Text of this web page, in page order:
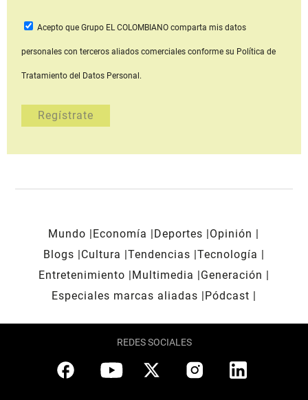
Acepto que Grupo EL COLOMBIANOcomparta mis datos
personales con terceros aliados comerciales conforme su Política de
Tratamiento del Datos Personal.
Mundo Economía Deportes
Opinión
Blogs
Cultura Tendencias Tecnología
Entretenimiento
Multimedia
Generación
Especiales marcas aliadas
Pódcast
REDES SOCIALES